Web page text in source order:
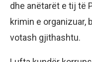
dhe anëtarët e tij të
krimin e organizuar,
votash gjithashtu.